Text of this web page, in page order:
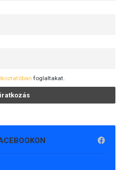
foglaltakat.